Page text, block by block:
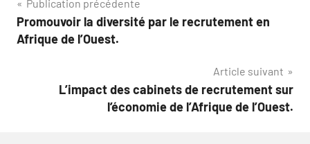
Navigation
de
Publication précédente
Promouvoir la diversité par le recrutement en
Afrique de l’Ouest.
Article suivant
L’impact des cabinets de recrutement sur
l’économie de l’Afrique de l’Ouest.